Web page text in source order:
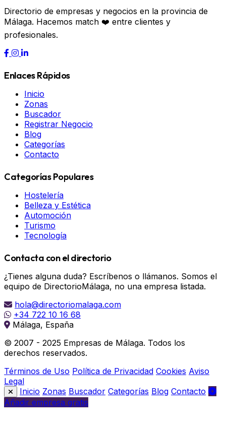
Directorio de empresas y negocios en la provincia de
Málaga. Hacemos match ❤️ entre clientes y
profesionales.
Enlaces Rápidos
Inicio
Zonas
Buscador
Registrar Negocio
Blog
Categorías
Contacto
Categorías Populares
Hostelería
Belleza y Estética
Automoción
Turismo
Tecnología
Contacta con el directorio
¿Tienes alguna duda? Escríbenos o llámanos. Somos el
equipo de DirectorioMálaga, no una empresa listada.
hola@directoriomalaga.com
+34 722 10 16 68
Málaga, España
© 2007 - 2025 Empresas de Málaga. Todos los
derechos reservados.
Términos de Uso Política de Privacidad Cookies Aviso
Legal
Inicio Zonas Buscador Categorías Blog Contacto
Añadir empresa gratis